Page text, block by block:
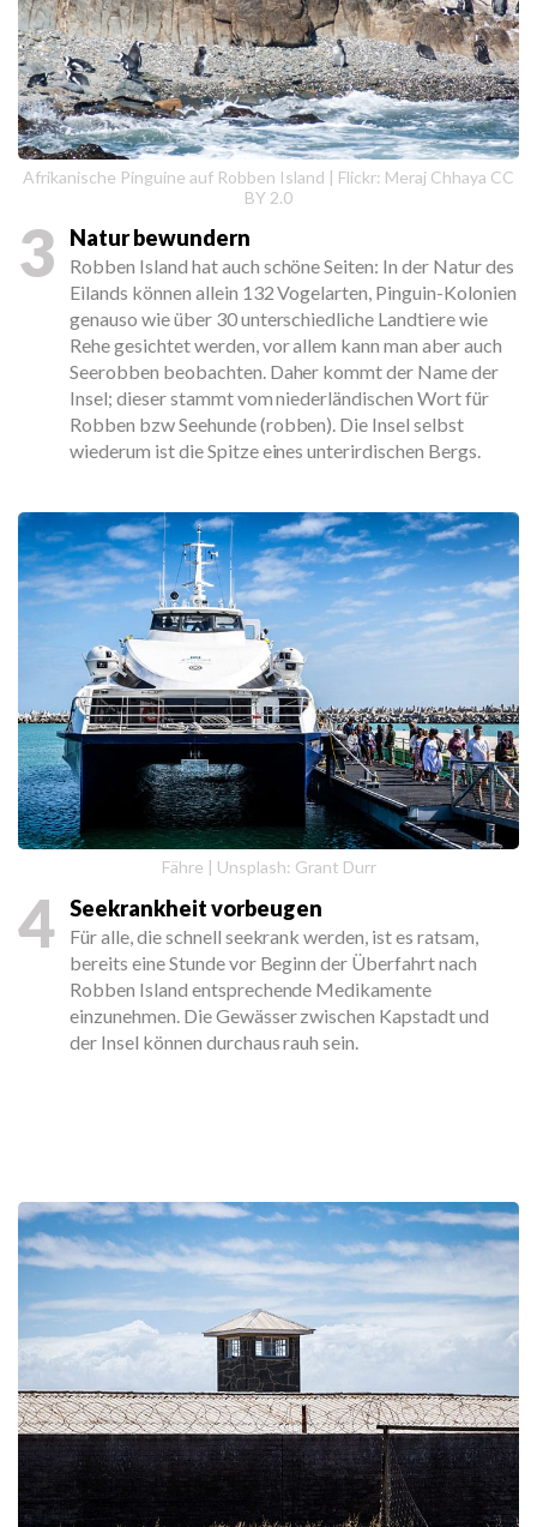
Afrikanische Pinguine auf Robben Island | Flickr: Meraj Chhaya CC
BY 2.0
3 Natur bewundern
Robben Island hat auch schöne Seiten: In der Natur des
Eilands können allein 132 Vogelarten, Pinguin-Kolonien
genauso wie über 30 unterschiedliche Landtiere wie
Rehe gesichtet werden, vor allem kann man aber auch
Seerobben beobachten. Daher kommt der Name der
Insel; dieser stammt vom niederländischen Wort für
Robben bzw Seehunde (robben). Die Insel selbst
wiederum ist die Spitze eines unterirdischen Bergs.
Fähre | Unsplash: Grant Durr
4 Seekrankheit vorbeugen
Für alle, die schnell seekrank werden, ist es ratsam,
bereits eine Stunde vor Beginn der Überfahrt nach
Robben Island entsprechende Medikamente
einzunehmen. Die Gewässer zwischen Kapstadt und
der Insel können durchaus rauh sein.